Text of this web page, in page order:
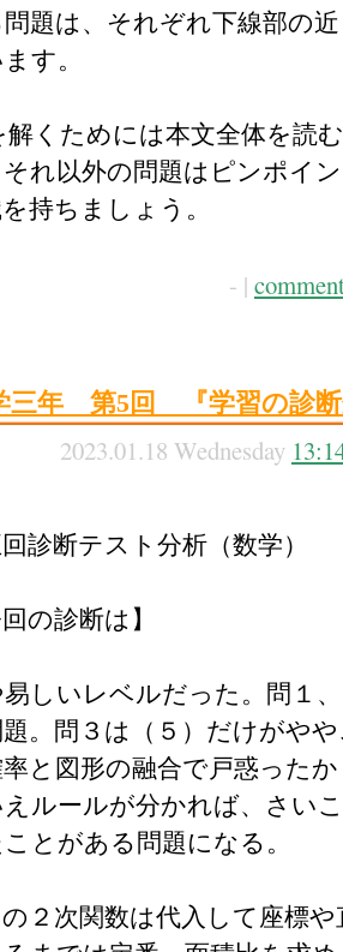
題は、それぞれ下線部の
す。
解くためには本文全体を読
れ以外の問題はピンポイ
持ちましょう。
- |
三年 第5回 『学習の診断
2023.01.18 Wednesday
診断テスト分析（数学）
回の診断は】
しいレベルだった。問１
。問３は（５）だけがや
と図形の融合で戸惑った
ルールが分かれば、さい
とがある問題になる。
２次関数は代入して座標